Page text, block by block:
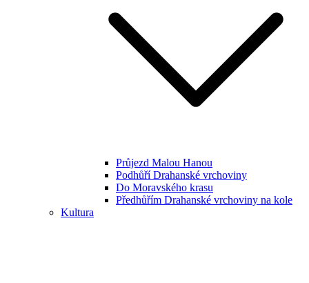
Průjezd Malou Hanou
Podhůří Drahanské vrchoviny
Do Moravského krasu
Předhůřím Drahanské vrchoviny na kole
Kultura